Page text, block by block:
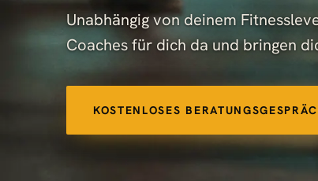
Unabhängig von deinem
Coaches für dich da und bringen
KOSTENLOSES